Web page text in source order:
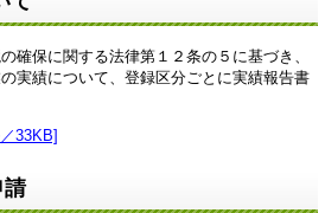
確保に関する法律第１２条の５に基づき、
実績について、登録区分ごとに実績報告書
33KB]
請